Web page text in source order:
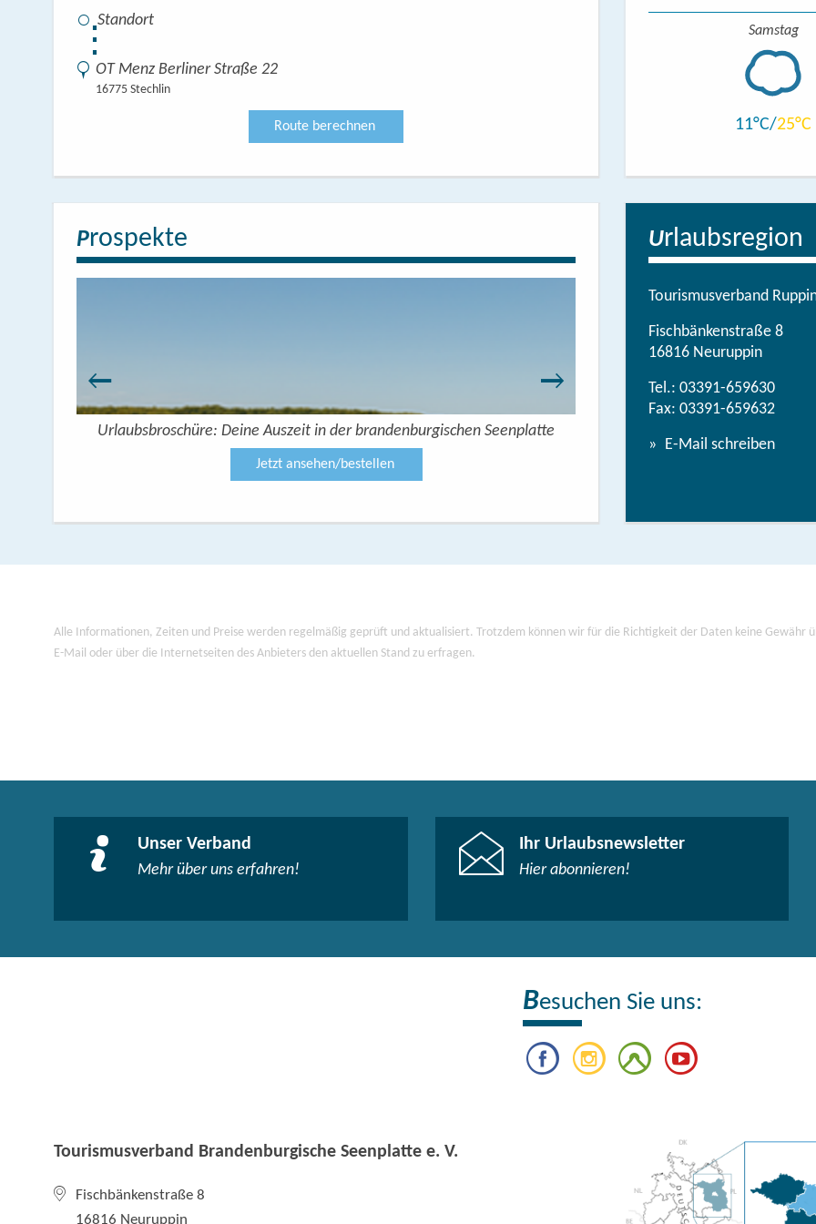
⋮
OT Menz Berliner Straße 22
16775 Stechlin
Route berechnen
Samstag
11 25
Prospekte
Urlaubsbroschüre: Deine Auszeit in der brandenburgischen Seenplatte
Jetzt ansehen/bestellen
Urlaubsregion
Tourismusverband
Fischbänkenstraße 8
16816 Neuruppin
Tel.: 03391-659630
Fax: 03391-659632
E-Mail schreiben
Alle Informationen, Zeiten und Preise werden regelmäßig geprüft und aktualisiert. Trotzdem können wir für die Richtigkeit der Daten keine Gewähr
E-Mail oder über die Internetseiten des Anbieters den aktuellen Stand zu erfragen.
Unser Verband
Mehr über uns erfahren!
Ihr Urlaubsnewsletter
Hier abonnieren!
Besuchen Sie uns:
Tourismusverband Brandenburgische Seenplatte e. V.
Fischbänkenstraße 8
16816 Neuruppin